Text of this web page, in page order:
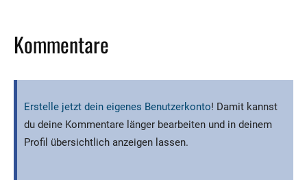
Kommentare
Erstelle jetzt dein eigenes Benutzerkonto! Damit kannst
du deine Kommentare länger bearbeiten und in deinem
Profil übersichtlich anzeigen lassen.